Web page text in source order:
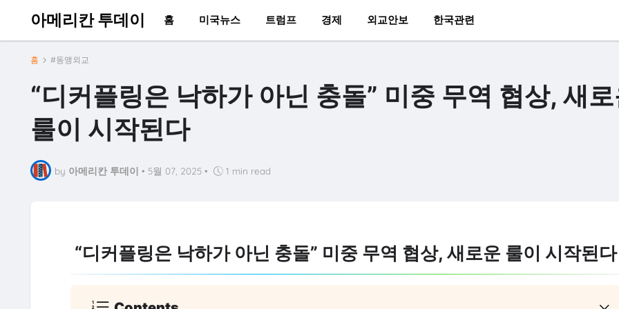
아메리칸 투데이 홈 미국뉴스 트럼프 경제 외교안보 한국관련
홈 #동맹외교
“디커플링은 낙하가 아닌 충돌” 미중 무역 협상, 새
룰이 시작된다
by 아메리칸 투데이 • 5월 07, 2025 • 1 min read
“디커플링은 낙하가 아닌 충돌” 미중 무역 협상, 새로운 룰이 시작된다